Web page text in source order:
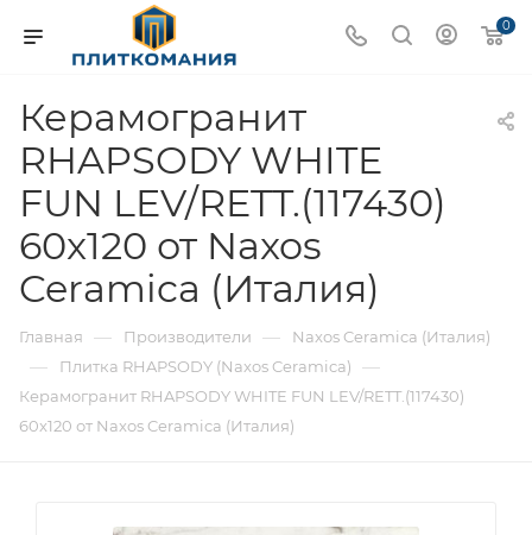
0
Керамогранит
RHAPSODY WHITE
FUN LEV/RETT.(117430)
60x120 от Naxos
Ceramica (Италия)
Главная — Производители — Naxos Ceramica (Италия)
— Плитка RHAPSODY (Naxos Ceramica) —
Керамогранит RHAPSODY WHITE FUN LEV/RETT.(117430)
60x120 от Naxos Ceramica (Италия)